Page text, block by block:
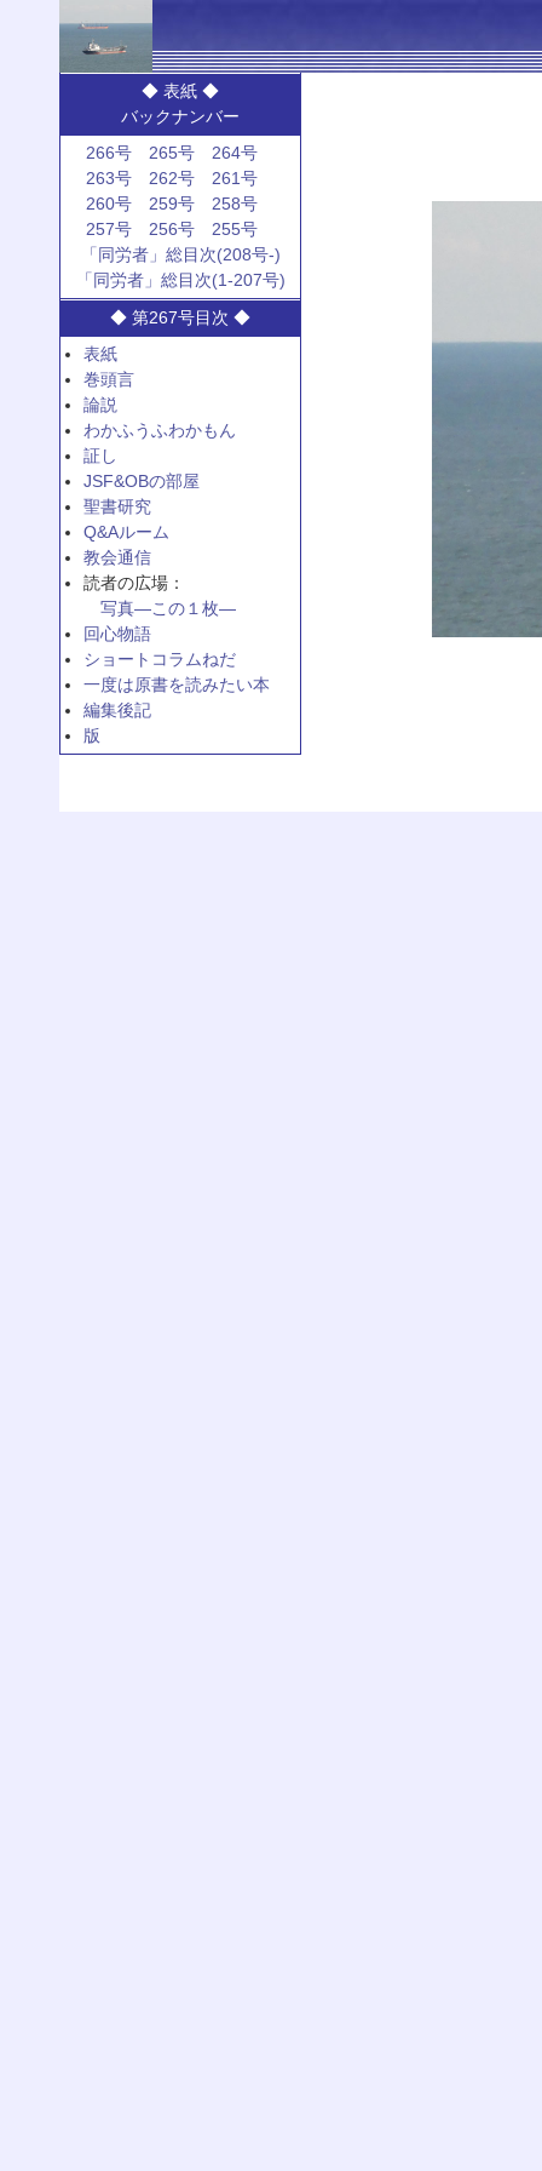
◆ 表紙 ◆
バックナンバー
266号
265号
264号
263号
262号
261号
260号
259号
258号
257号
256号
255号
「同労者」総目次(208号-)
「同労者」総目次(1-207号)
◆ 第267号目次 ◆
表紙
巻頭言
論説
わかふうふわかもん
証し
JSF&OBの部屋
聖書研究
Q&Aルーム
教会通信
読者の広場：
写真—この１枚—
回心物語
ショートコラムねだ
一度は原書を読みたい本
編集後記
版